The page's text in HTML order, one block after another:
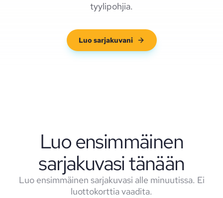
tyylipohjia.
Luo sarjakuvani
Luo ensimmäinen
sarjakuvasi tänään
Luo ensimmäinen sarjakuvasi alle minuutissa. Ei
luottokorttia vaadita.